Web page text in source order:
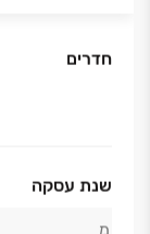
חדרים
שנת עסקה